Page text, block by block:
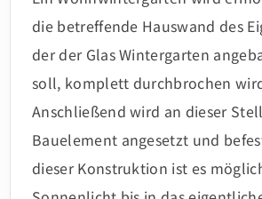
die betreffende Hauswand des
der der Glas Wintergarten
soll, komplett durchbrochen
Anschließend wird an dieser
Bauelement angesetzt und
dieser Konstruktion ist es